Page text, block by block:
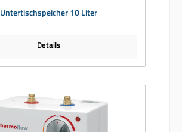
Untertischspeicher 10 Liter
Details